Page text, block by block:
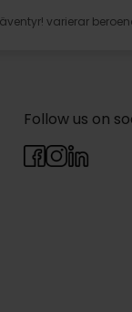
varierar
Follow us on